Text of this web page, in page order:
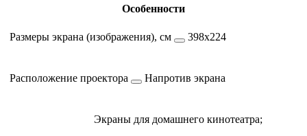
Особенности
Размеры экрана (изображения), см 398х224
Расположение проектора Напротив экрана
Экраны для домашнего кинотеатра;